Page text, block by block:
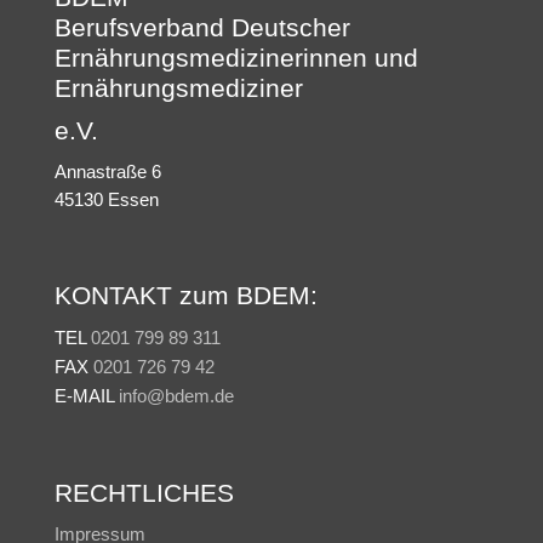
Berufsverband Deutscher
Ernährungsmedizinerinnen und
Ernährungsmediziner
e.V.
Annastraße 6
45130 Essen
KONTAKT zum BDEM:
TEL 0201 799 89 311
FAX 0201 726 79 42
E-MAIL info@bdem.de
RECHTLICHES
Impressum